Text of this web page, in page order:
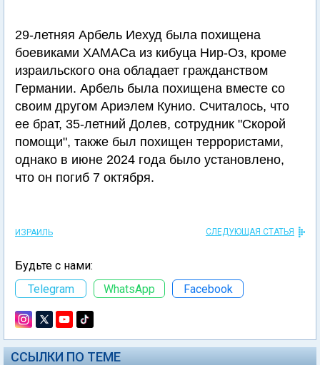
29-летняя Арбель Иехуд была похищена
боевиками ХАМАСа из кибуца Нир-Оз, кроме
израильского она обладает гражданством
Германии. Арбель была похищена вместе со
своим другом Ариэлем Кунио. Считалось, что
ее брат, 35-летний Долев, сотрудник "Скорой
помощи", также был похищен террористами,
однако в июне 2024 года было установлено,
что он погиб 7 октября.
ИЗРАИЛЬ СЛЕДУЮЩАЯ СТАТЬЯ
Будьте с нами:
Telegram
WhatsApp Facebook
ССЫЛКИ ПО ТЕМЕ